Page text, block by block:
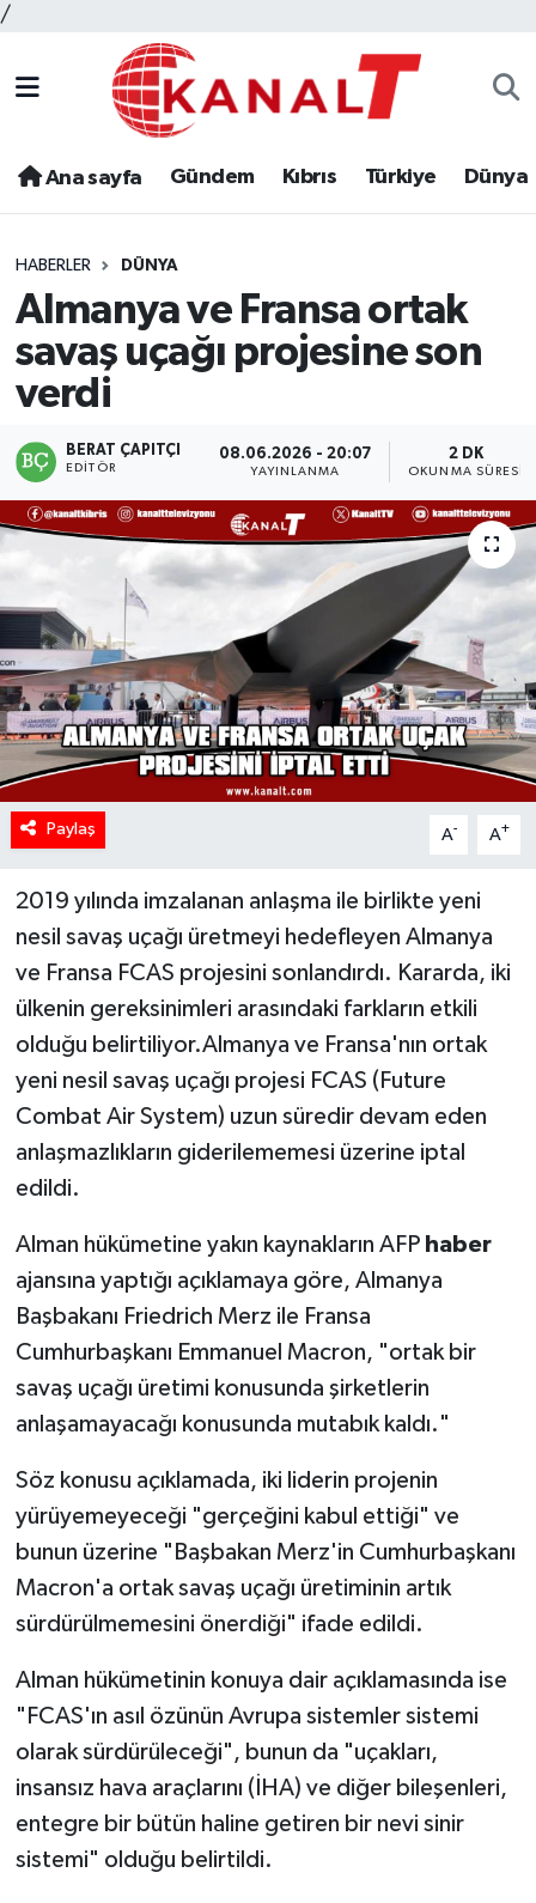
/
Ana sayfa Gündem Kıbrıs Türkiye Dünya
HABERLER DÜNYA
Almanya ve Fransa ortak
savaş uçağı projesine son
verdi
BERAT ÇAPITÇI
EDITÖR
08.06.2026 - 20:07
YAYINLANMA
2 DK
OKUNMA SÜRESI
Paylaş A- A+
2019 yılında imzalanan anlaşma ile birlikte yeni
nesil savaş uçağı üretmeyi hedefleyen Almanya
ve Fransa FCAS projesini sonlandırdı. Kararda, iki
ülkenin gereksinimleri arasındaki farkların etkili
olduğu belirtiliyor.Almanya ve Fransa'nın ortak
yeni nesil savaş uçağı projesi FCAS (Future
Combat Air System) uzun süredir devam eden
anlaşmazlıkların giderilememesi üzerine iptal
edildi.
Alman hükümetine yakın kaynakların AFP haber
ajansına yaptığı açıklamaya göre, Almanya
Başbakanı Friedrich Merz ile Fransa
Cumhurbaşkanı Emmanuel Macron, "ortak bir
savaş uçağı üretimi konusunda şirketlerin
anlaşamayacağı konusunda mutabık kaldı."
Söz konusu açıklamada, iki liderin projenin
yürüyemeyeceği "gerçeğini kabul ettiği" ve
bunun üzerine "Başbakan Merz'in Cumhurbaşkanı
Macron'a ortak savaş uçağı üretiminin artık
sürdürülmemesini önerdiği" ifade edildi.
Alman hükümetinin konuya dair açıklamasında ise
"FCAS'ın asıl özünün Avrupa sistemler sistemi
olarak sürdürüleceği", bunun da "uçakları,
insansız hava araçlarını (İHA) ve diğer bileşenleri,
entegre bir bütün haline getiren bir nevi sinir
sistemi" olduğu belirtildi.